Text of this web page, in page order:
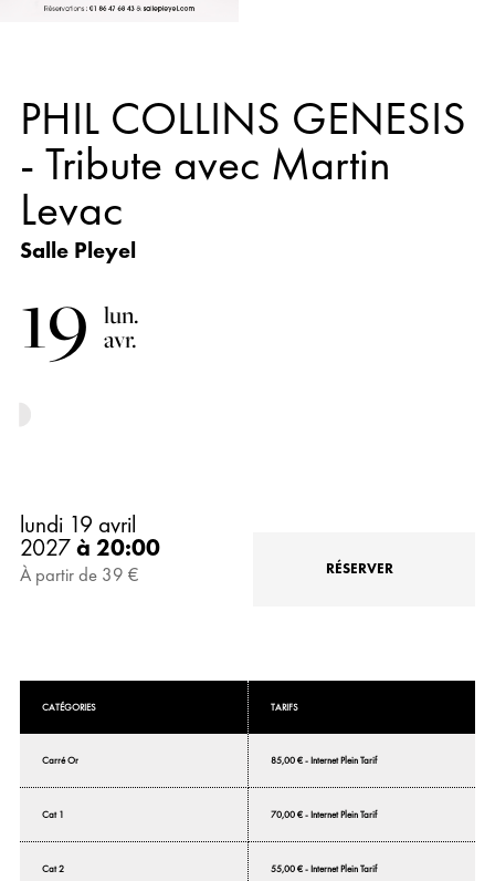
PHIL COLLINS GENESIS
- Tribute avec Martin
Levac
Salle Pleyel
19 lun.
avr.
lundi 19 avril
2027à 20:00
À partir de 39 € RÉSERVER
CATÉGORIES TARIFS
Carré Or 85,00 € - Internet Plein Tarif
Cat 1 70,00 € - Internet Plein Tarif
Cat 2 55,00 € - Internet Plein Tarif